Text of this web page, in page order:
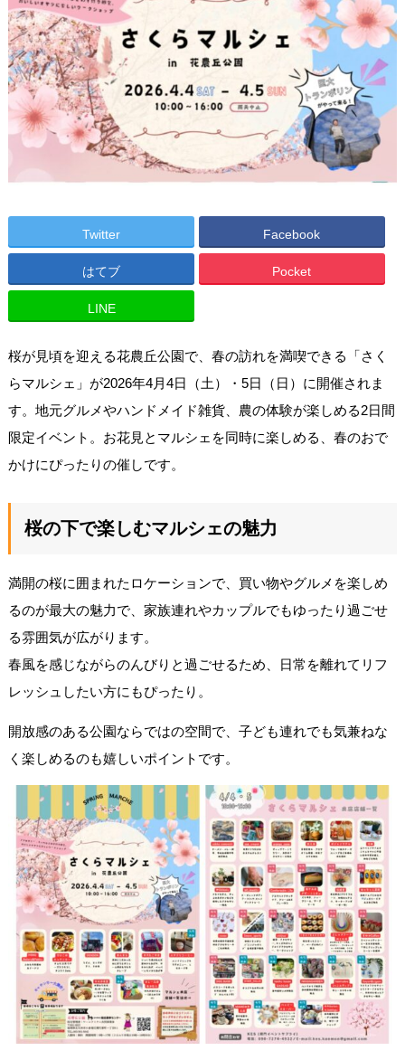
Twitter Facebook
はてブ Pocket
LINE
桜が見頃を迎える花農丘公園で、春の訪れを満喫できる「さく
らマルシェ」が2026年4月4日（土）・5日（日）に開催されま
す。地元グルメやハンドメイド雑貨、農の体験が楽しめる2日間
限定イベント。お花見とマルシェを同時に楽しめる、春のおで
かけにぴったりの催しです。
桜の下で楽しむマルシェの魅力
満開の桜に囲まれたロケーションで、買い物やグルメを楽しめ
るのが最大の魅力で、家族連れやカップルでもゆったり過ごせ
る雰囲気が広がります。
春風を感じながらのんびりと過ごせるため、日常を離れてリフ
レッシュしたい方にもぴったり。
開放感のある公園ならではの空間で、子ども連れでも気兼ねな
く楽しめるのも嬉しいポイントです。